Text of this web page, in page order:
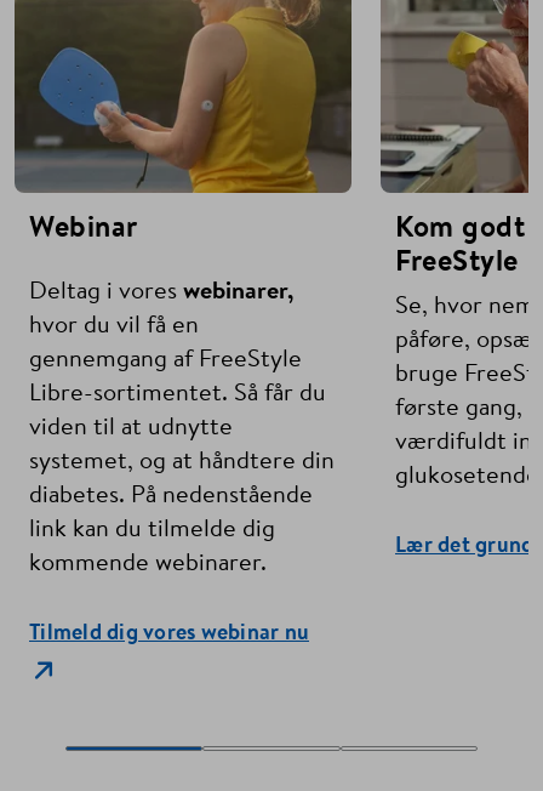
Webinar
Deltag i vores webinarer,
hvor du vil få en
gennemgang af FreeStyle
Libre-sortimentet. Så får du
viden til at udnytte
systemet, og at håndtere din
diabetes. På nedenstående
link kan du tilmelde dig
kommende webinarer.
Tilmeld dig vores webinar nu
Kom godt
FreeStyle
Se, hvor
påføre,
bruge
første gang,
værdifuldt
Lær det